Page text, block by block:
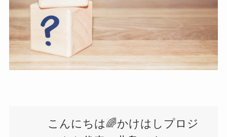
こんにちは🌈かけはしプロジ